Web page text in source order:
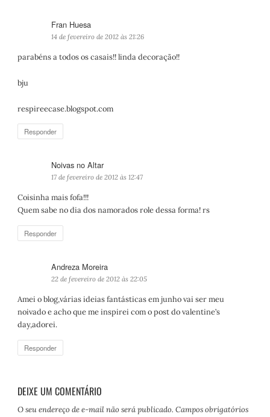
Fran Huesa
i
s
14 de fevereiro de 2012 às 21:26
parabéns a todos os casais!! linda decoração!!
bju
respireecase.blogspot.com
Responder
Noivas no Altar
i
e
17 de fevereiro de 2012 às 12:47
Coisinha mais fofa!!!
Quem sabe no dia dos namorados role dessa forma! rs
Responder
Andreza Moreira
i
s
e
22 de fevereiro de 2012 às 22:05
Amei o blog,várias ideias fantásticas em junho vai ser meu
noivado e acho que me inspirei com o post do valentine’s
day,adorei.
Responder
DEIXE UM COMENTÁRIO
O seu endereço de e-mail não será publicado. Campos obrigatórios